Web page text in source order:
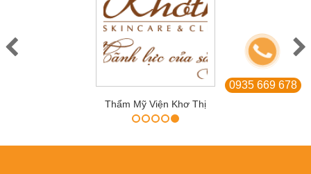
Thẩm Mỹ Viện Khơ Thị
0935 669 678